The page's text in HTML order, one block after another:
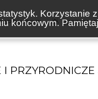
Korzystanie
końcowym.
I PRZYRODNICZE